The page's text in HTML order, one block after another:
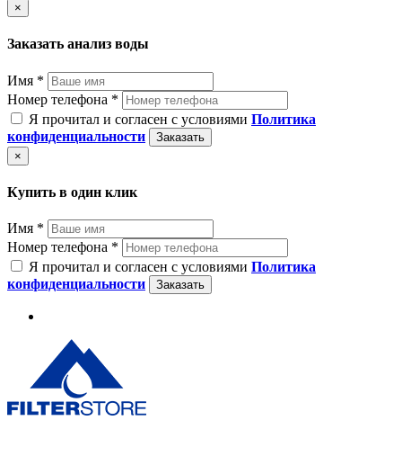
×
Заказать анализ воды
Имя *
Номер телефона *
Я прочитал и согласен с условиями Политика
конфиденциальности
Заказать
×
Купить в один клик
Имя *
Номер телефона *
Я прочитал и согласен с условиями Политика
конфиденциальности
Заказать